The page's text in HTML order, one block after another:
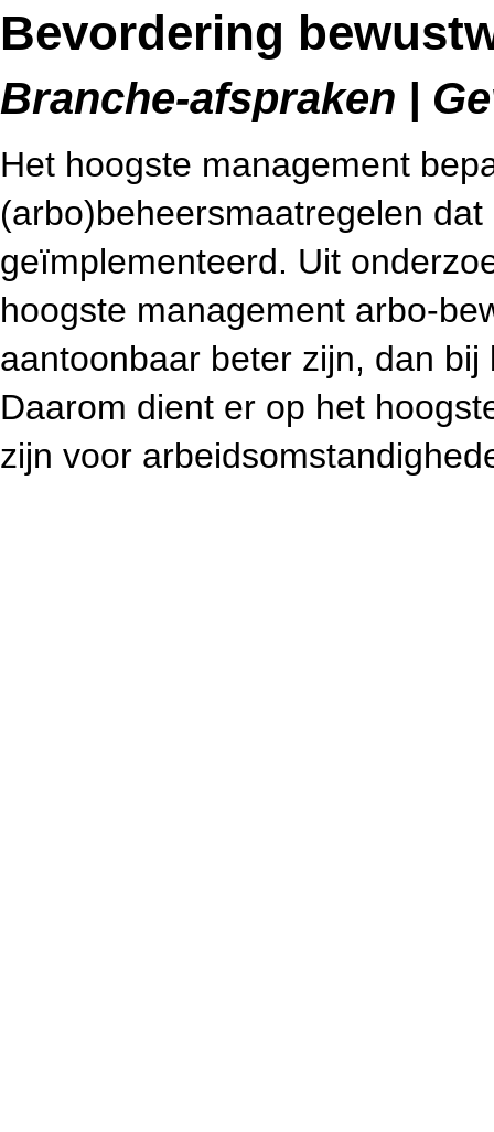
Bevordering
Branche-afspraken |
Het hoogste management
(arbo)beheersmaatregelen
geïmplementeerd. Uit
hoogste management arbo-
aantoonbaar beter zijn, dan
Daarom dient er op het
zijn voor